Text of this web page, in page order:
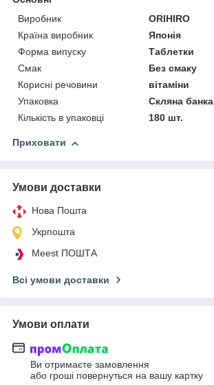
Виробник
ORIHIRO
Країна виробник
Японія
Форма випуску
Таблетки
Смак
Без смаку
Корисні речовини
вітаміни
Упаковка
Скляна банка
Кількість в упаковці
180 шт.
Приховати
Умови доставки
Нова Пошта
Укрпошта
Meest ПОШТА
Всі умови доставки
Умови оплати
Ви отримаєте замовлення
або гроші повернуться на вашу картку